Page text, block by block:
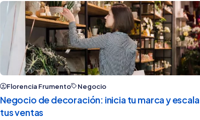
Florencia Frumento Negocio
Negocio de decoración: inicia tu marca y escala
tus ventas